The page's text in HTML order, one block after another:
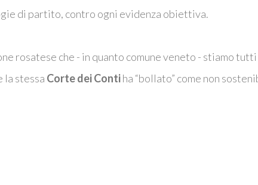
di partito, contro ogni evidenza obiettiva.
rosatese che - in quanto comune veneto - stiamo tutti
la stessa Corte dei Contiha “bollato” come non